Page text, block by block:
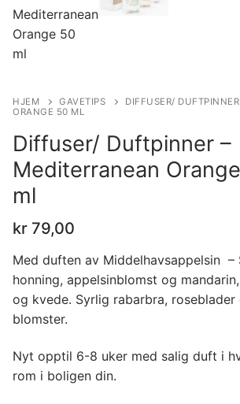
HJEM GAVETIPS
DIFFUSER/
ORANGE 50 ML
Diffuser/ Duftpinner –
Mediterranean
ml
kr 79,00
Med duften av Middelhavsappelsin –
honning, appelsinblomst og
og kvede. Syrlig rabarbra,
blomster.
Nyt opptil 6-8 uker med salig duft i
rom i boligen din.